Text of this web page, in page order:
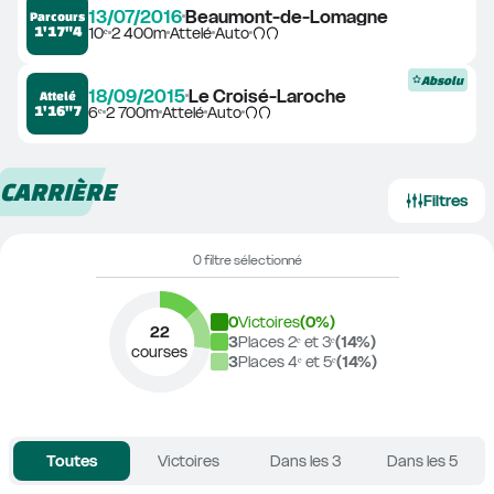
Parcours
1'17"4
13/07/2016Beaumont-de-Lomagne
10ᵉ2 400mAtteléAuto
Attelé
1'16"7
18/09/2015Le Croisé-Laroche
6ᵉ2 700mAtteléAuto
Absolu
CARRIÈRE Filtres
0 filtre sélectionné
22
courses
0Victoires(0%)
3Places 2ᵉ et 3ᵉ(14%)
3Places 4ᵉ et 5ᵉ(14%)
Toutes Victoires Dans les 3 Dans les 5